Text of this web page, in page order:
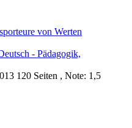
von Werten
- Pädagogik,
120 Seiten , Note: 1,5